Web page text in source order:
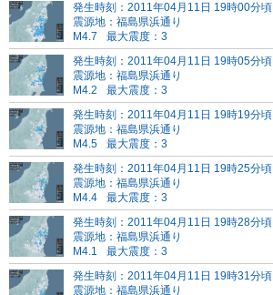
発生時刻：2011年04月11日 19時00分頃
震源地：福島県浜通り
M4.7
最大震度：3
発生時刻：2011年04月11日 19時05分頃
震源地：福島県浜通り
M4.2
最大震度：3
発生時刻：2011年04月11日 19時19分頃
震源地：福島県浜通り
M4.5
最大震度：3
発生時刻：2011年04月11日 19時25分頃
震源地：福島県浜通り
M4.4
最大震度：3
発生時刻：2011年04月11日 19時28分頃
震源地：福島県浜通り
M4.1
最大震度：3
発生時刻：2011年04月11日 19時31分頃
震源地：福島県浜通り